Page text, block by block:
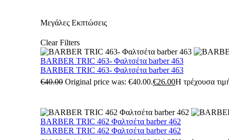
Μεγάλες Εκπτώσεις
Clear Filters
BARBER TRIC 463- Φαλτσέτα barber 463
BARBER TRIC 463- Φαλτσέτα barber 463
€40.00 Original price was: €40.00.€26.00Η τρέχουσα
BARBER TRIC 462 Φαλτσέτα barber 462
BARBER TRIC 462 Φαλτσέτα barber 462